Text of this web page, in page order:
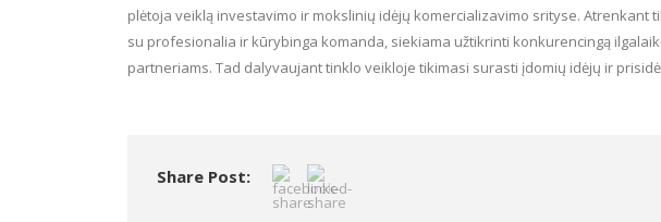
plėtoja veiklą investavimo ir mokslinių idėjų komercializavimo srityse. Atrenkant
su profesionalia ir kūrybinga komanda, siekiama užtikrinti konkurencingą
partneriams. Tad dalyvaujant tinklo veikloje tikimasi surasti įdomių idėjų ir
Share Post: